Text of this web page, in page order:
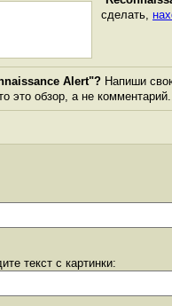
сделать,
Alert"? Напиши
это обзор, а не
текст с картинки: